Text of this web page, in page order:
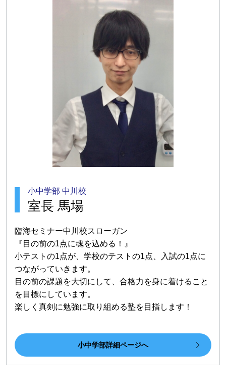
小中学部 中川校
室長 馬場
臨海セミナー中川校スローガン
『目の前の1点に魂を込める！』
小テストの1点が、学校のテストの1点、入試の1点に
つながっていきます。
目の前の課題を大切にして、合格力を身に着けること
を目標にしています。
楽しく真剣に勉強に取り組める塾を目指します！
小中学部詳細ページへ